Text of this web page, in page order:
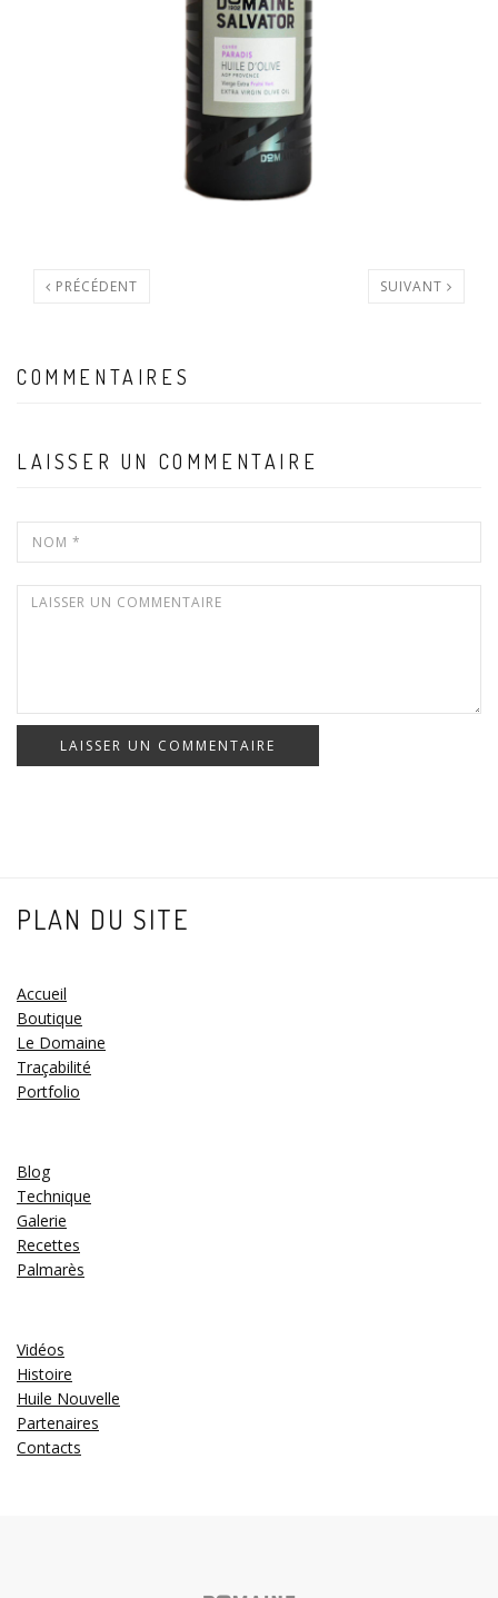
PRÉCÉDENT SUIVANT
COMMENTAIRES
LAISSER UN COMMENTAIRE
LAISSER UN COMMENTAIRE
PLAN DU SITE
Accueil
Boutique
Le Domaine
Traçabilité
Portfolio
Blog
Technique
Galerie
Recettes
Palmarès
Vidéos
Histoire
Huile Nouvelle
Partenaires
Contacts